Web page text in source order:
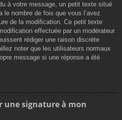
à votre message, un petit texte situé
nombre de fois que vous l’avez
de la modification. Ce petit texte
effectuée par un modérateur
rédiger une raison discrète
noter que les utilisateurs normaux
message si une réponse a été
une signature à mon